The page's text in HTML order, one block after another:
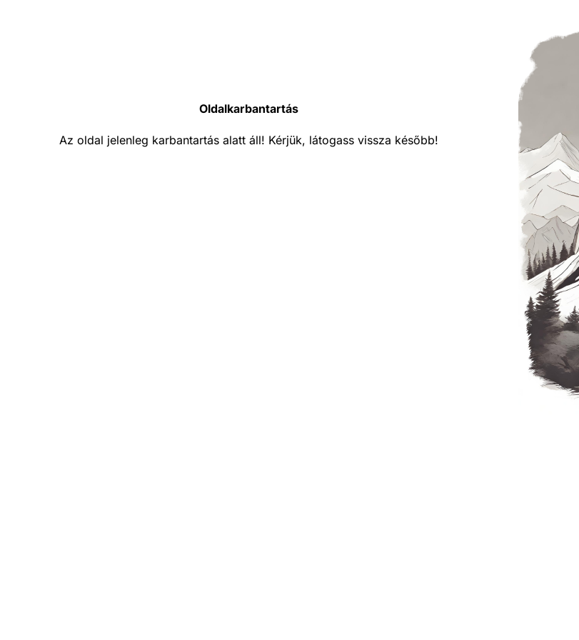
Oldalkarbantartás
Az oldal jelenleg karbantartás alatt áll! Kérjük, látogass vissza később!